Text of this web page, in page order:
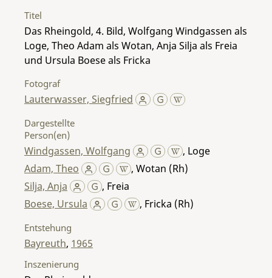
Titel
Das Rheingold, 4. Bild, Wolfgang Windgassen als
Loge, Theo Adam als Wotan, Anja Silja als Freia
und Ursula Boese als Fricka
Fotograf
Lauterwasser, Siegfried
Dargestellte
Person(en)
Windgassen, Wolfgang , Loge
Adam, Theo
, Wotan (Rh)
Silja, Anja
, Freia
Boese, Ursula
, Fricka (Rh)
Entstehung
Bayreuth, 1965
Inszenierung